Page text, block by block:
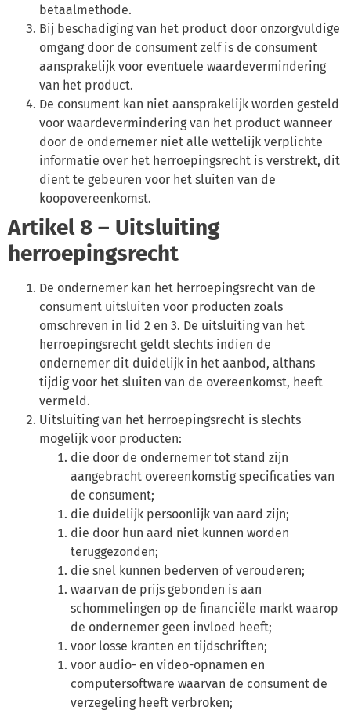
betaalmethode.
Bij beschadiging van het product door onzorgvuldige
omgang door de consument zelf is de consument
aansprakelijk voor eventuele waardevermindering
van het product.
De consument kan niet aansprakelijk worden gesteld
voor waardevermindering van het product wanneer
door de ondernemer niet alle wettelijk verplichte
informatie over het herroepingsrecht is verstrekt, dit
dient te gebeuren voor het sluiten van de
koopovereenkomst.
Artikel 8 – Uitsluiting
herroepingsrecht
De ondernemer kan het herroepingsrecht van de
consument uitsluiten voor producten zoals
omschreven in lid 2 en 3. De uitsluiting van het
herroepingsrecht geldt slechts indien de
ondernemer dit duidelijk in het aanbod, althans
tijdig voor het sluiten van de overeenkomst, heeft
vermeld.
Uitsluiting van het herroepingsrecht is slechts
mogelijk voor producten:
die door de ondernemer tot stand zijn
aangebracht overeenkomstig specificaties van
de consument;
die duidelijk persoonlijk van aard zijn;
die door hun aard niet kunnen worden
teruggezonden;
die snel kunnen bederven of verouderen;
waarvan de prijs gebonden is aan
schommelingen op de financiële markt waarop
de ondernemer geen invloed heeft;
voor losse kranten en tijdschriften;
voor audio- en video-opnamen en
computersoftware waarvan de consument de
verzegeling heeft verbroken;